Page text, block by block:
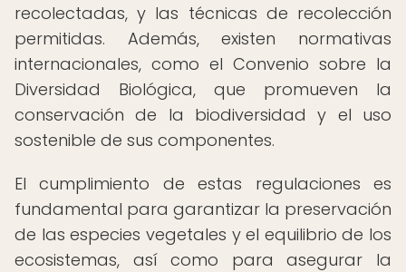
recolectadas, y las técnicas de recolección
permitidas. Además, existen normativas
internacionales, como el Convenio sobre la
Diversidad Biológica, que promueven la
conservación de la biodiversidad y el uso
sostenible de sus componentes.
El cumplimiento de estas regulaciones es
fundamental para garantizar la preservación
de las especies vegetales y el equilibrio de los
ecosistemas, así como para asegurar la